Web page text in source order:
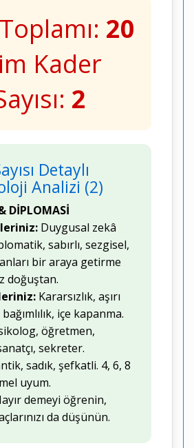
20
Kader
2
Detaylı
Analizi (2)
DİPLOMASİ
Duygusal zekâ
sabırlı, sezgisel,
bir araya getirme
doğuştan.
Kararsızlık, aşırı
içe kapanma.
öğretmen,
sekreter.
sadık, şefkatli. 4, 6, 8
uyum.
demeyi öğrenin,
da düşünün.